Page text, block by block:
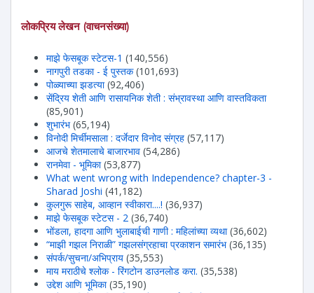
लोकप्रिय लेखन (वाचनसंख्या)
माझे फेसबूक स्टेटस-1 (140,556)
नागपुरी तडका - ई पुस्तक (101,693)
पोळ्याच्या झडत्या (92,406)
सेंद्रिय शेती आणि रासायनिक शेती : संभ्रावस्था आणि वास्तविकता
(85,901)
शुभारंभ (65,194)
विनोदी मिर्चीमसाला : दर्जेदार विनोद संग्रह (57,117)
आजचे शेतमालाचे बाजारभाव (54,286)
रानमेवा - भूमिका (53,877)
What went wrong with Independence? chapter-3 -
Sharad Joshi (41,182)
कुलगुरू साहेब, आव्हान स्वीकारा....! (36,937)
माझे फेसबूक स्टेटस - 2 (36,740)
भोंडला, हादगा आणि भुलाबाईची गाणी : महिलांच्या व्यथा (36,602)
“माझी गझल निराळी” गझलसंग्रहाचा प्रकाशन समारंभ (36,135)
संपर्क/सुचना/अभिप्राय (35,553)
माय मराठीचे श्लोक - रिंगटोन डाउनलोड करा. (35,538)
उद्देश आणि भूमिका (35,190)